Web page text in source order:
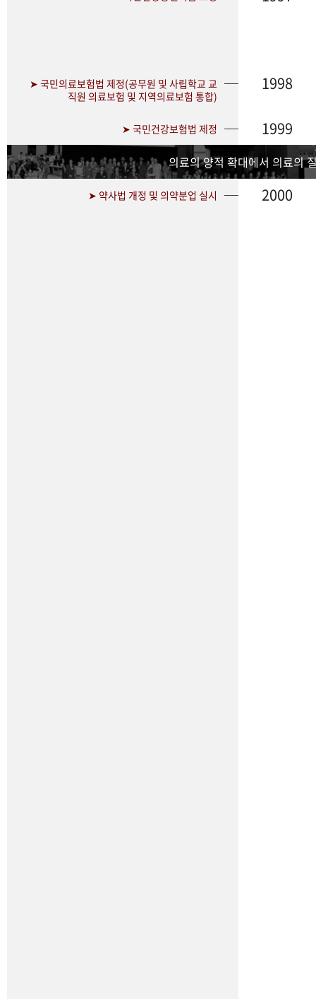
➤ 국민의료보험법 제정(공무원 및 사립학교 교
직원 의료보험 및 지역의료보험 통합)
1998
➤ 국민건강보험법 제정 1999
의료의 양적 확대에서 의료의
➤ 약사법 개정 및 의약분업 실시 2000